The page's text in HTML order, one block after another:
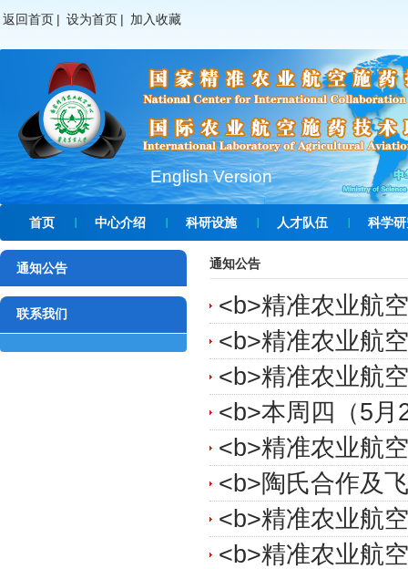
返回首页 | 设为首页 | 加入收藏
English Version
首页 中心介绍 科研设施 人才队伍 科学
通知公告
联系我们
通知公告
<b>精准农业航
<b>精准农业航
<b>精准农业航
<b>本周四（5月
<b>精准农业航
<b>陶氏合作及
<b>精准农业航
<b>精准农业航